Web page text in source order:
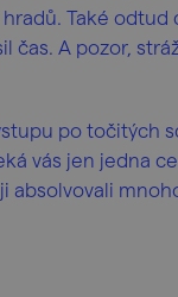
Také odtud
čas. A pozor,
po točitých
vás jen jedna
absolvovali